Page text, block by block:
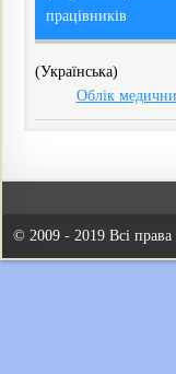
працівників
(Українська)
Облік
© 2009 - 2019 Всі права